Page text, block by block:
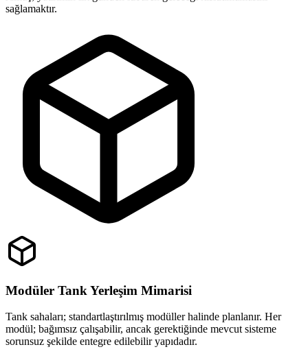
sağlamaktır.
Modüler Tank Yerleşim Mimarisi
Tank sahaları; standartlaştırılmış modüller halinde planlanır. Her
modül; bağımsız çalışabilir, ancak gerektiğinde mevcut sisteme
sorunsuz şekilde entegre edilebilir yapıdadır.